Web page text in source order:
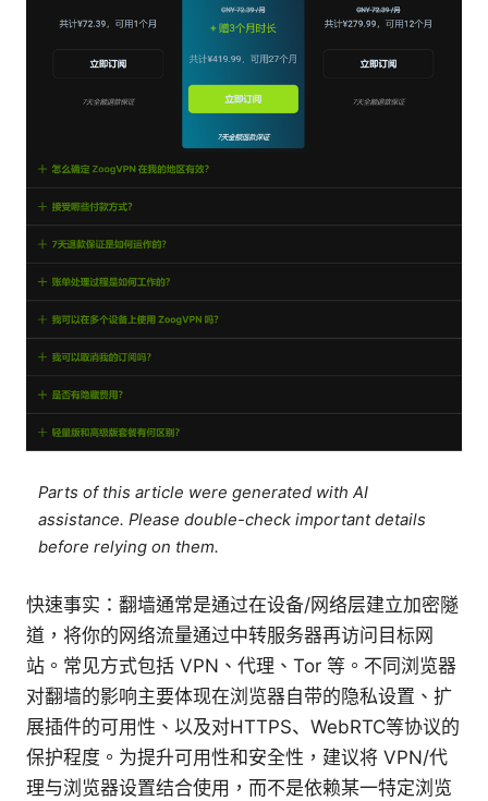
Parts of this article were generated with AI
assistance. Please double-check important details
before relying on them.
快速事实：翻墙通常是通过在设备/网络层建立加密隧
道，将你的网络流量通过中转服务器再访问目标网
站。常见方式包括 VPN、代理、Tor 等。不同浏览器
对翻墙的影响主要体现在浏览器自带的隐私设置、扩
展插件的可用性、以及对HTTPS、WebRTC等协议的
保护程度。为提升可用性和安全性，建议将 VPN/代
理与浏览器设置结合使用，而不是依赖某一特定浏览